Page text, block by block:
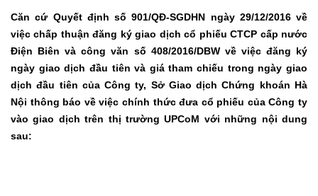
Căn cứ Quyết định số 901/QĐ-SGDHN ngày 29/12/2016 về
việc chấp thuận đăng ký giao dịch cổ phiếu CTCP cấp nước
Điện Biên và công văn số 408/2016/DBW về việc đăng ký
ngày giao dịch đầu tiên và giá tham chiếu trong ngày giao
dịch đầu tiên của Công ty, Sở Giao dịch Chứng khoán Hà
Nội thông báo về việc chính thức đưa cổ phiếu của Công ty
vào giao dịch trên thị trường UPCoM với những nội dung
sau: